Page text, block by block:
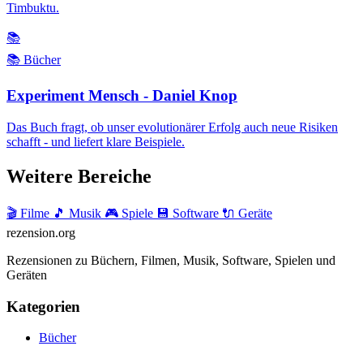
Timbuktu.
📚
📚 Bücher
Experiment Mensch - Daniel Knop
Das Buch fragt, ob unser evolutionärer Erfolg auch neue Risiken
schafft - und liefert klare Beispiele.
Weitere Bereiche
🎬 Filme 🎵 Musik 🎮 Spiele 💾 Software 🔌 Geräte
rezension.org
Rezensionen zu Büchern, Filmen, Musik, Software, Spielen und
Geräten
Kategorien
Bücher